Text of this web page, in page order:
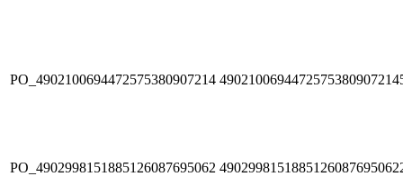
PO_4902100694472575380907214
PO_4902998151885126087695062